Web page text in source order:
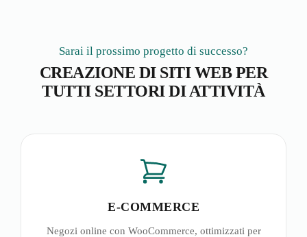
Sarai il prossimo progetto di successo?
CREAZIONE DI SITI WEB PER
TUTTI SETTORI DI ATTIVITÀ
E-COMMERCE
Negozi online con WooCommerce, ottimizzati per